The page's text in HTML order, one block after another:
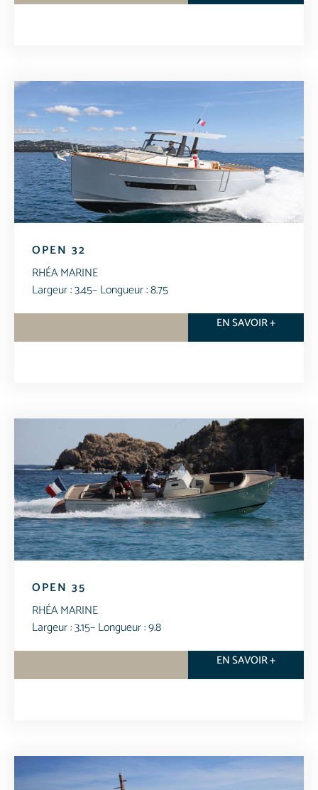
OPEN 32
RHÉA MARINE
Largeur : 3.45– Longueur : 8.75
EN SAVOIR +
OPEN 35
RHÉA MARINE
Largeur : 3.15– Longueur : 9.8
EN SAVOIR +